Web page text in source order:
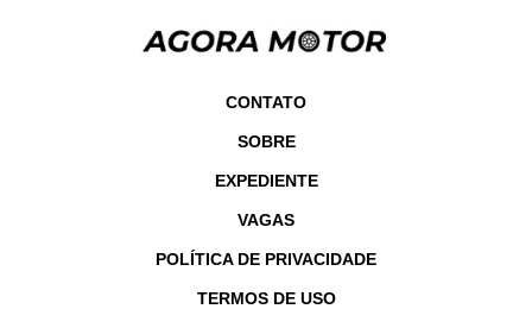
CONTATO
SOBRE
EXPEDIENTE
VAGAS
POLÍTICA DE PRIVACIDADE
TERMOS DE USO